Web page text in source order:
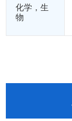
化学，生
物